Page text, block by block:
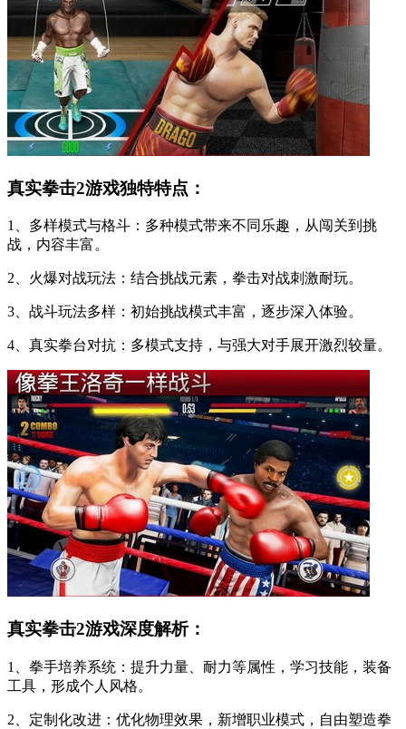
真实拳击2游戏独特特点：
1、多样模式与格斗：多种模式带来不同乐趣，从闯关到挑
战，内容丰富。
2、火爆对战玩法：结合挑战元素，拳击对战刺激耐玩。
3、战斗玩法多样：初始挑战模式丰富，逐步深入体验。
4、真实拳台对抗：多模式支持，与强大对手展开激烈较量。
真实拳击2游戏深度解析：
1、拳手培养系统：提升力量、耐力等属性，学习技能，装备
工具，形成个人风格。
2、定制化改进：优化物理效果，新增职业模式，自由塑造拳